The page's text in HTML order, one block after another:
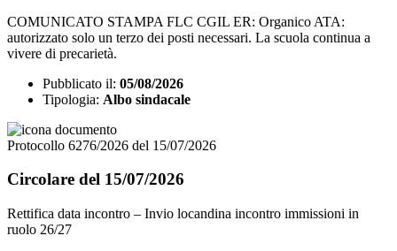
COMUNICATO STAMPA FLC CGIL ER: Organico ATA:
autorizzato solo un terzo dei posti necessari. La scuola continua a
vivere di precarietà.
Pubblicato il: 05/08/2026
Tipologia: Albo sindacale
Protocollo 6276/2026 del 15/07/2026
Circolare del 15/07/2026
Rettifica data incontro – Invio locandina incontro immissioni in
ruolo 26/27